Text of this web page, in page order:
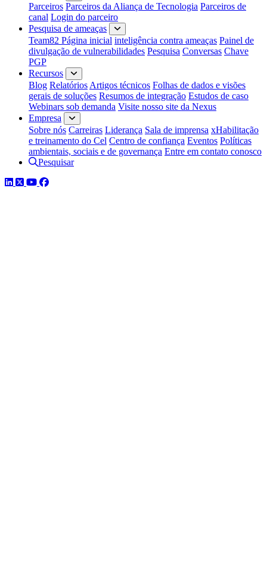
Parceiros Parceiros da Aliança de Tecnologia Parceiros de
canal Login do parceiro
Pesquisa de ameaças
Team82 Página inicial inteligência contra ameaças Painel de
divulgação de vulnerabilidades Pesquisa Conversas Chave
PGP
Recursos
Blog Relatórios Artigos técnicos Folhas de dados e visões
gerais de soluções Resumos de integração Estudos de caso
Webinars sob demanda Visite nosso site da Nexus
Empresa
Sobre nós Carreiras Liderança Sala de imprensa xHabilitação
e treinamento do Cel Centro de confiança Eventos Políticas
ambientais, sociais e de governança Entre em contato conosco
Pesquisar
LinkedIn
TwitterYouTube
Facebook